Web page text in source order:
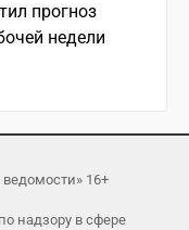
прогноз
недели
16+
надзору в сфере